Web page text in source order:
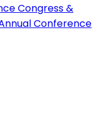
Congress &
Conference